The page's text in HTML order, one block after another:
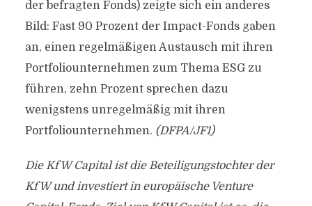
der befragten Fonds) zeigte sich ein anderes
Bild: Fast 90 Prozent der Impact-Fonds gaben
an, einen regelmäßigen Austausch mit ihren
Portfoliounternehmen zum Thema ESG zu
führen, zehn Prozent sprechen dazu
wenigstens unregelmäßig mit ihren
Portfoliounternehmen. (DFPA/JF1)
Die KfW Capital ist die Beteiligungstochter der
KfW und investiert in europäische Venture